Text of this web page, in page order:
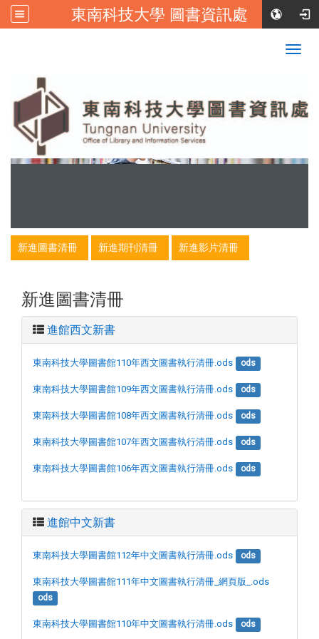
東南科技大學 圖書資訊處
新進圖書清冊 新進期刊清冊 新進影片清冊
新進圖書清冊
進館西文新書
東南科技大學圖書館110年西文圖書執行清冊.ods ods
東南科技大學圖書館109年西文圖書執行清冊.ods ods
東南科技大學圖書館108年西文圖書執行清冊.ods ods
東南科技大學圖書館107年西文圖書執行清冊.ods ods
東南科技大學圖書館106年西文圖書執行清冊.ods ods
進館中文新書
東南科技大學圖書館112年中文圖書執行清冊.ods ods
東南科技大學圖書館111年中文圖書執行清冊_網頁版_.ods
ods
東南科技大學圖書館110年中文圖書執行清冊.ods ods